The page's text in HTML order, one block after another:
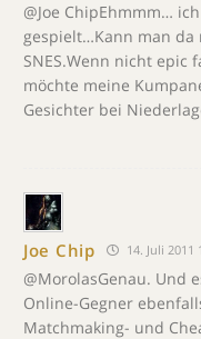
@Joe ChipEhmmm…
gespielt…Kann man da
SNES.Wenn nicht epic
möchte meine
Gesichter bei
Joe Chip 14. Juli 2011
@MorolasGenau. Und
Online-Gegner
Matchmaking- und